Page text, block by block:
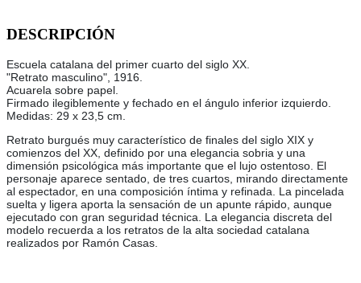
DESCRIPCIÓN
Escuela catalana del primer cuarto del siglo XX.
"Retrato masculino", 1916.
Acuarela sobre papel.
Firmado ilegiblemente y fechado en el ángulo inferior izquierdo.
Medidas: 29 x 23,5 cm.
Retrato burgués muy característico de finales del siglo XIX y
comienzos del XX, definido por una elegancia sobria y una
dimensión psicológica más importante que el lujo ostentoso. El
personaje aparece sentado, de tres cuartos, mirando directamente
al espectador, en una composición íntima y refinada. La pincelada
suelta y ligera aporta la sensación de un apunte rápido, aunque
ejecutado con gran seguridad técnica. La elegancia discreta del
modelo recuerda a los retratos de la alta sociedad catalana
realizados por Ramón Casas.